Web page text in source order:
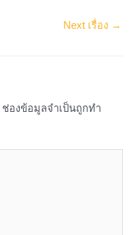
Next เรื่อง →
ช่องข้อมูลจำเป็นถูกทำ